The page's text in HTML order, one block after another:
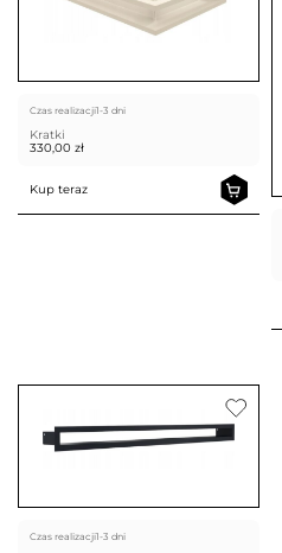
Czas realizacji1-3 dni
Kratki
330,00 zł
Kup teraz
Czas realizacji1-3 dni